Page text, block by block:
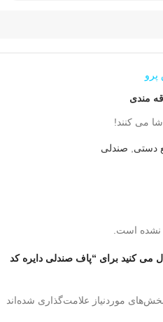
مندی
می کنند!
دستی صندلی
نشده است.
می کنید برای “پاف صندلی دایره کد
موردنیاز علامت‌گذاری شده‌اند